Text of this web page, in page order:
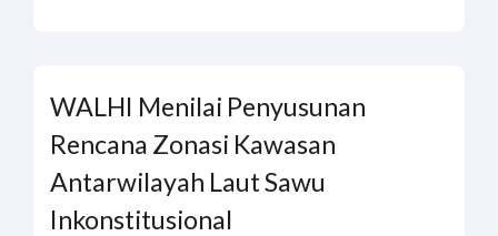
WALHI Menilai Penyusunan
Rencana Zonasi Kawasan
Antarwilayah Laut Sawu
Inkonstitusional